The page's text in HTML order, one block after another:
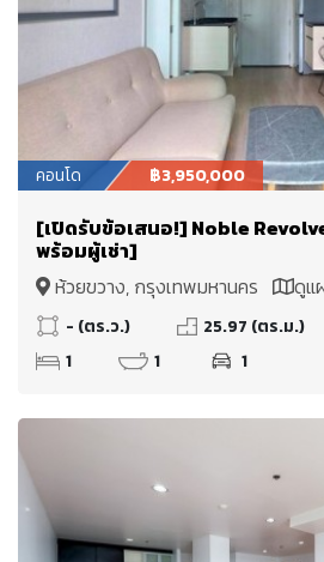
คอนโด ฿3,950,000
[เปิดรับข้อเสนอ!] Noble
พร้อมผู้เช่า]
ห้วยขวาง, กรุงเทพมหานคร
ดูแ
- (ตร.ว.)
25.97 (ตร.ม.)
1
1 1